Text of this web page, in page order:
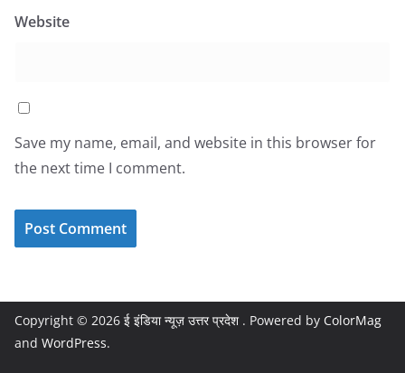
Website
Save my name, email, and website in this browser for
the next time I comment.
Copyright © 2026 ई इंडिया न्यूज़ उत्तर प्रदेश . Powered by ColorMag
and WordPress.